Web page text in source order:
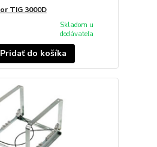
TIG 3000D
Skladom u
dodávateľa
Pridať do košíka